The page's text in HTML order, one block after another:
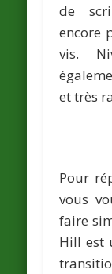
de
encore
vis.
et très
Pour
vous
faire
Hill est